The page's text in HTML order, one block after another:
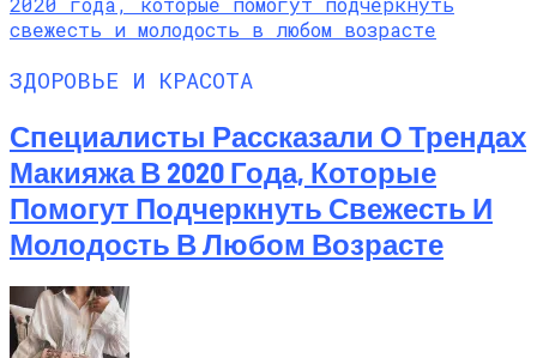
ЗДОРОВЬЕ И КРАСОТА
Специалисты Рассказали О Трендах
Макияжа В 2020 Года, Которые
Помогут Подчеркнуть Свежесть И
Молодость В Любом Возрасте